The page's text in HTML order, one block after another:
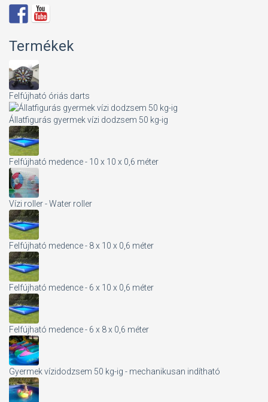
Termékek
Felfújható óriás darts
Állatfigurás gyermek vízi dodzsem 50 kg-ig
Felfújható medence - 10 x 10 x 0,6 méter
Vízi roller - Water roller
Felfújható medence - 8 x 10 x 0,6 méter
Felfújható medence - 6 x 10 x 0,6 méter
Felfújható medence - 6 x 8 x 0,6 méter
Gyermek vízidodzsem 50 kg-ig - mechanikusan indítható